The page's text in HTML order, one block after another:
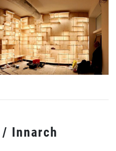
/ Innarch